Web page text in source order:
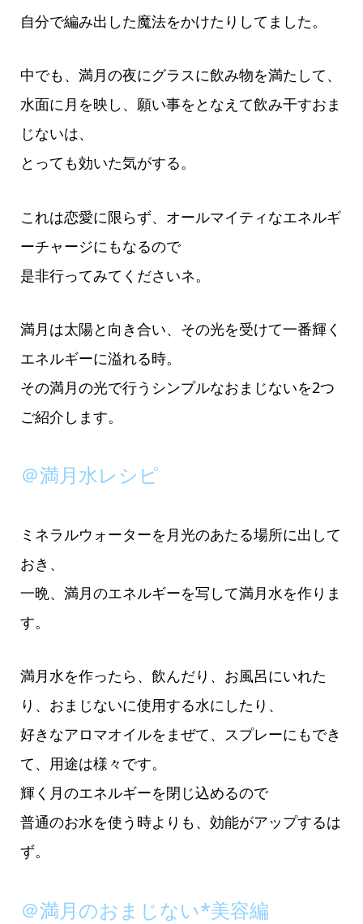
自分で編み出した魔法をかけたりしてました。
中でも、満月の夜にグラスに飲み物を満たして、
水面に月を映し、願い事をとなえて飲み干すおま
じないは、
とっても効いた気がする。
これは恋愛に限らず、オールマイティなエネルギ
ーチャージにもなるので
是非行ってみてくださいネ。
満月は太陽と向き合い、その光を受けて一番輝く
エネルギーに溢れる時。
その満月の光で行うシンプルなおまじないを2つ
ご紹介します。
＠満月水レシピ
ミネラルウォーターを月光のあたる場所に出して
おき、
一晩、満月のエネルギーを写して満月水を作りま
す。
満月水を作ったら、飲んだり、お風呂にいれた
り、おまじないに使用する水にしたり、
好きなアロマオイルをまぜて、スプレーにもでき
て、用途は様々です。
輝く月のエネルギーを閉じ込めるので
普通のお水を使う時よりも、効能がアップするは
ず。
＠満月のおまじない*美容編